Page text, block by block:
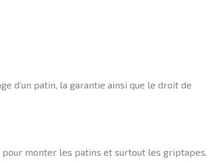
d’un patin, la garantie ainsi que le droit de
pour monter les patins et surtout les griptapes.